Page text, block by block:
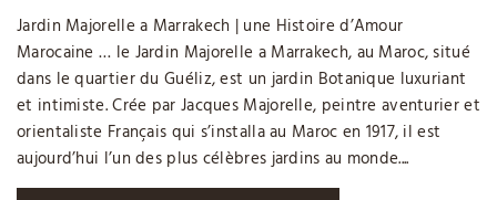
Jardin Majorelle a Marrakech | une Histoire d’Amour
Marocaine … le Jardin Majorelle a Marrakech, au Maroc, situé
dans le quartier du Guéliz, est un jardin Botanique luxuriant
et intimiste. Crée par Jacques Majorelle, peintre aventurier et
orientaliste Français qui s’installa au Maroc en 1917, il est
aujourd’hui l’un des plus célèbres jardins au monde....